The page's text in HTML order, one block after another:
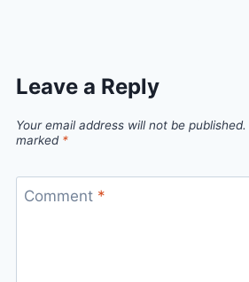
Leave a Reply
Your email address will not be published.
marked *
Comment *